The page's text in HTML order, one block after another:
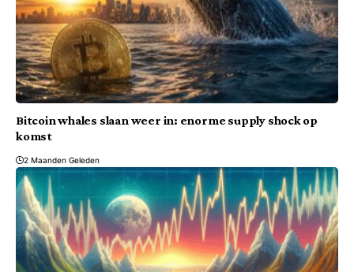
Bitcoin whales slaan weer in: enorme supply shock op
komst
2 Maanden Geleden